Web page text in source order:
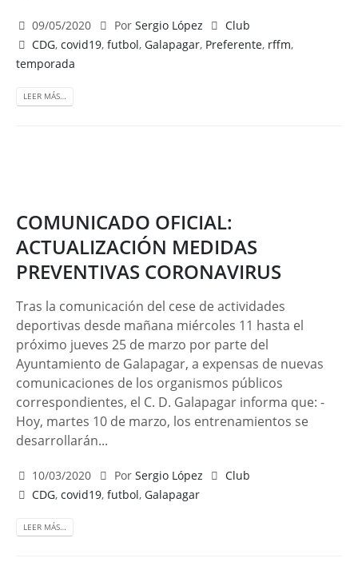
09/05/2020 Por Sergio López
Club
CDG,covid19,futbol,Galapagar, Preferente, rffm,
temporada
LEER MÁS…
COMUNICADO OFICIAL:
ACTUALIZACIÓN MEDIDAS
PREVENTIVAS CORONAVIRUS
Tras la comunicación del cese de actividades
deportivas desde mañana miércoles 11 hasta el
próximo jueves 25 de marzo por parte del
Ayuntamiento de Galapagar, a expensas de nuevas
comunicaciones de los organismos públicos
correspondientes, el C. D. Galapagar informa que: -
Hoy, martes 10 de marzo, los entrenamientos se
desarrollarán...
10/03/2020 Por Sergio López
Club
CDG,covid19,futbol,Galapagar
LEER MÁS…